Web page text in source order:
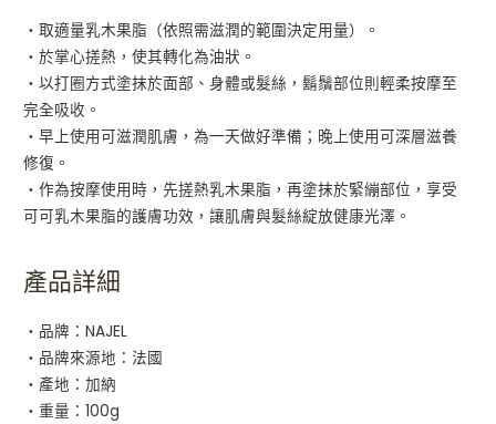
・取適量乳木果脂（依照需滋潤的範圍決定用量）。
・於掌心搓熱，使其轉化為油狀。
・以打圈方式塗抹於面部、身體或髮絲，鬍鬚部位則輕柔按摩至
完全吸收。
・早上使用可滋潤肌膚，為一天做好準備；晚上使用可深層滋養
修復。
・作為按摩使用時，先搓熱乳木果脂，再塗抹於緊繃部位，享受
可可乳木果脂的護膚功效，讓肌膚與髮絲綻放健康光澤。
產品詳細
・品牌：NAJEL
・品牌來源地：法國
・產地：加納
・重量：100g